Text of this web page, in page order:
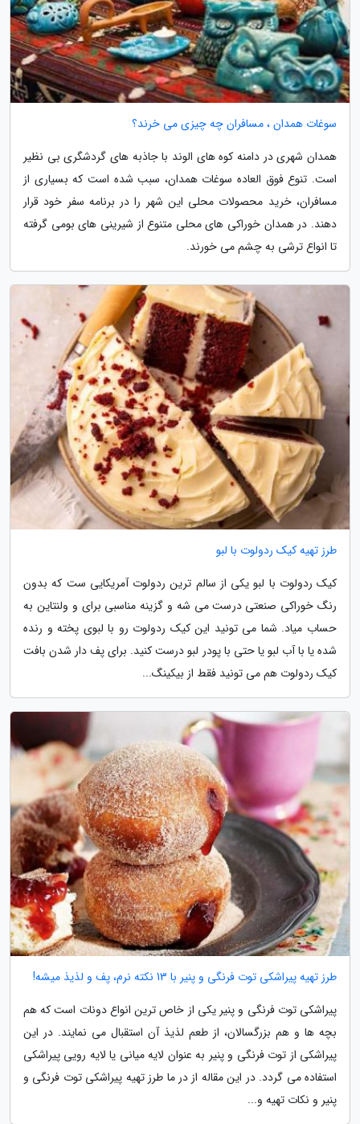
سوغات همدان ، مسافران چه چیزی می خرند؟
همدان شهری در دامنه کوه های الوند با جاذبه های گردشگری بی نظیر
است. تنوع فوق العاده سوغات همدان، سبب شده است که بسیاری از
مسافران، خرید محصولات محلی این شهر را در برنامه سفر خود قرار
دهند. در همدان خوراکی های محلی متنوع از شیرینی های بومی گرفته
تا انواع ترشی به چشم می خورند.
طرز تهیه کیک ردولوت با لبو
کیک ردولوت با لبو یکی از سالم ترین ردولوت آمریکایی ست که بدون
رنگ خوراکی صنعتی درست می شه و گزینه مناسبی برای و ولنتاین به
حساب میاد. شما می تونید این کیک ردولوت رو با لبوی پخته و رنده
شده یا با آب لبو یا حتی با پودر لبو درست کنید. برای پف دار شدن بافت
کیک ردولوت هم می تونید فقط از بیکینگ...
طرز تهیه پیراشکی توت فرنگی و پنیر با 13 نکته نرم، پف و لذیذ میشه!
پیراشکی توت فرنگی و پنیر یکی از خاص ترین انواع دونات است که هم
بچه ها و هم بزرگسالان، از طعم لذیذ آن استقبال می نمایند. در این
پیراشکی از توت فرنگی و پنیر به عنوان لایه میانی یا لایه رویی پیراشکی
استفاده می گردد. در این مقاله از در ما طرز تهیه پیراشکی توت فرنگی و
پنیر و نکات تهیه و...